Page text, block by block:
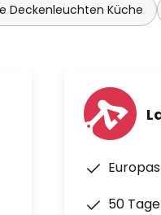
Deckenleuchten Küche
50